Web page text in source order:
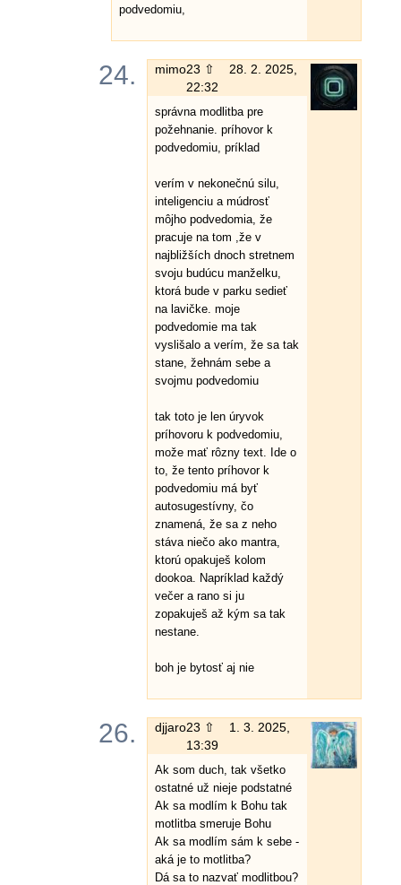
podvedomiu,
24. mimo23 ⇧
28. 2. 2025,
22:32
správna modlitba pre
požehnanie. príhovor k
podvedomiu, príklad
verím v nekonečnú silu,
inteligenciu a múdrosť
môjho podvedomia, že
pracuje na tom ,že v
najbližších dnoch stretnem
svoju budúcu manželku,
ktorá bude v parku sedieť
na lavičke. moje
podvedomie ma tak
vyslišalo a verím, že sa tak
stane, žehnám sebe a
svojmu podvedomiu
tak toto je len úryvok
príhovoru k podvedomiu,
može mať rôzny text. Ide o
to, že tento príhovor k
podvedomiu má byť
autosugestívny, čo
znamená, že sa z neho
stáva niečo ako mantra,
ktorú opakuješ kolom
dookoa. Napríklad každý
večer a rano si ju
zopakuješ až kým sa tak
nestane.
boh je bytosť aj nie
26. djjaro23 ⇧
1. 3. 2025,
13:39
Ak som duch, tak všetko
ostatné už nieje podstatné
Ak sa modlím k Bohu tak
motlitba smeruje Bohu
Ak sa modlím sám k sebe -
aká je to motlitba?
Dá sa to nazvať modlitbou?